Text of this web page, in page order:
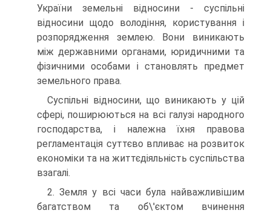
України земельні відносини - суспільні
відносини щодо володіння, користування і
розпорядження землею. Вони виникають
між державними органами, юридичними та
фізичними особами і становлять предмет
земельного права.
Суспільні відносини, що виникають у цій
сфері, поширюються на всі галузі народного
господарства, і належна їхня правова
регламентація суттєво впливає на розвиток
економіки та на життєдіяльність суспільства
взагалі.
2. Земля у всі часи була найважливішим
багатством та об\'єктом вчинення